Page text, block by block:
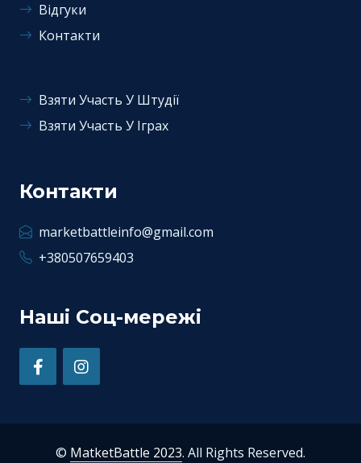
Відгуки
Контакти
Взяти Участь У Штудії
Взяти Участь У Іграх
Контакти
marketbattleinfo@gmail.com
+380507659403
Наші Соц-мережі
© MatketBattle 2023. All Rights Reserved.